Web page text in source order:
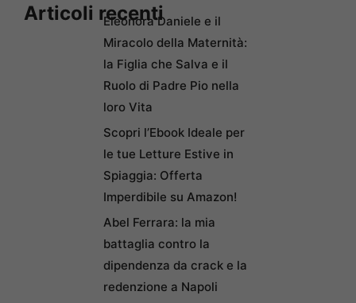
Articoli recentiEleonora Daniele e il
Miracolo della Maternità:
la Figlia che Salva e il
Ruolo di Padre Pio nella
loro Vita
Scopri l’Ebook Ideale per
le tue Letture Estive in
Spiaggia: Offerta
Imperdibile su Amazon!
Abel Ferrara: la mia
battaglia contro la
dipendenza da crack e la
redenzione a Napoli